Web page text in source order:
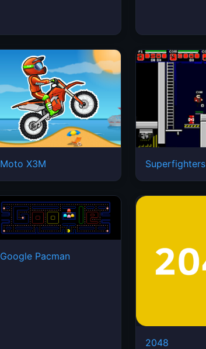
Moto X3M Superfighters
Google Pacman
2048